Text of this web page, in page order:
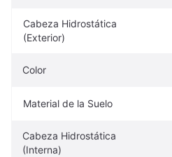
Cabeza Hidrostática
(Exterior)
Color
Material de la Suelo
Cabeza Hidrostática
(Interna)